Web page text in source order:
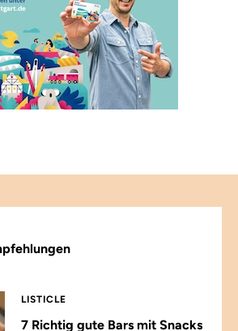
LISTICLE
7 Richtig gute Bars mit Snacks